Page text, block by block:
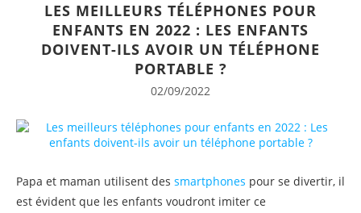
LES MEILLEURS TÉLÉPHONES POUR
ENFANTS EN 2022 : LES ENFANTS
DOIVENT-ILS AVOIR UN TÉLÉPHONE
PORTABLE ?
02/09/2022
Papa et maman utilisent des smartphones pour se divertir, il
est évident que les enfants voudront imiter ce